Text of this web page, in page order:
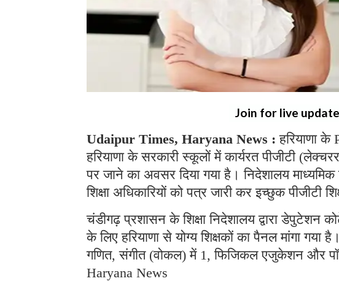
Join for live
Udaipur Times, Haryana News : हरियाणा के
हरियाणा के सरकारी स्कूलों में कार्यरत पीजीटी
पर जाने का अवसर दिया गया है। निदेशालय
शिक्षा अधिकारियों को पत्र जारी कर इच्छुक पीजीटी
चंडीगढ़ प्रशासन के शिक्षा निदेशालय द्वारा डेपुटेशन
के लिए हरियाणा से योग्य शिक्षकों का पैनल मांगा
गणित, संगीत (वोकल) में 1, फिजिकल एजुकेशन और
Haryana News